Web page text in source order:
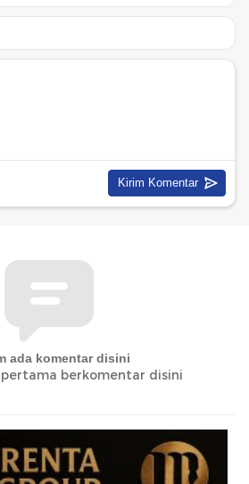
ada komentar disini
berkomentar disini